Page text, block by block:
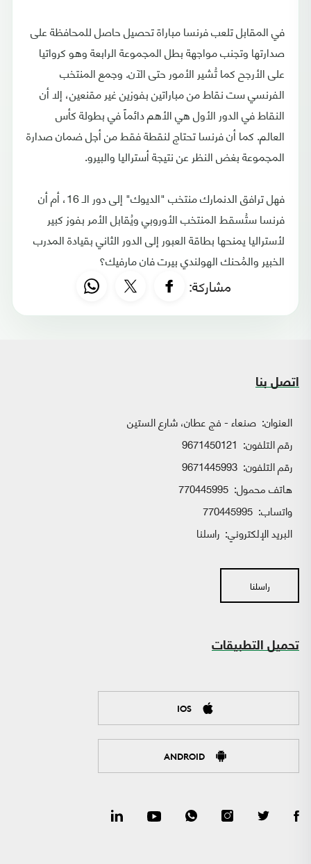
في المقابل تلعب فرنسا مباراة تحصيل حاصل للمحافظة على
صدارتها وتجنب مواجهة بطل المجموعة الرابعة وهو كرواتيا
على الأرجح كما تُشير الأمور حتى الآن. وجمع المنتخب
الفرنسي ست نقاط من مباراتين بفوزين غير مقنعين، إلا أن
النقاط في الدور الأول هي الأهم دائماً في بطولة كأس
العالم. كما أن فرنسا تحتاج لنقطة فقط من أجل ضمان صدارة
المجموعة بغض النظر عن نتيجة أستراليا والبيرو.
فهل ترافق الدنمارك منتخب "الديوك" إلى دور الـ 16، أم أن
فرنسا ستُسقط المنتخب الأوروبي ويُقابل الأمر بفوز كبير
لأستراليا يمنحها بطاقة العبور إلى الدور الثاني بقيادة المدرب
الخبير والمُحنك الهولندي بيرت فان مارفيك؟
مشاركة:
اتصل بنا
العنوان: صنعاء - فج عطان، شارع الستين
رقم التلفون: 9671450121
رقم التلفون: 9671445993
هاتف محمول: 770445995
واتساب:
البريد الإلكتروني: راسلنا
راسلنا
تحميل التطبيقات
IOS
ANDROID